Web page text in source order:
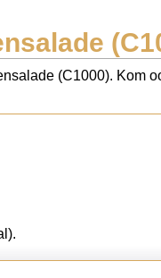
(C1000). Kom